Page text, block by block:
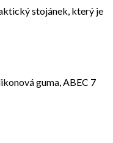
stojánek, který je
guma, ABEC 7